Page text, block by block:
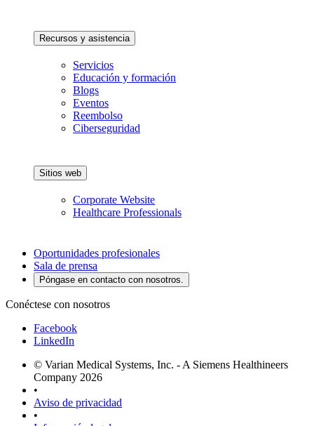
Recursos y asistencia
Servicios
Educación y formación
Blogs
Eventos
Reembolso
Ciberseguridad
Sitios web
Corporate Website
Healthcare Professionals
Oportunidades profesionales
Sala de prensa
Póngase en contacto con nosotros.
Conéctese con nosotros
Facebook
LinkedIn
© Varian Medical Systems, Inc. - A Siemens Healthineers
Company 2026
•
Aviso de privacidad
•